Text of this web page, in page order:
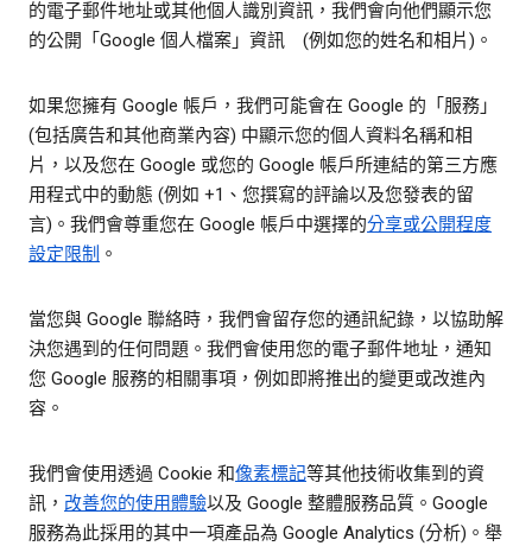
的電子郵件地址或其他個人識別資訊，我們會向他們顯示您
的公開「Google 個人檔案」資訊 (例如您的姓名和相片)。
如果您擁有 Google 帳戶，我們可能會在 Google 的「服務」
(包括廣告和其他商業內容) 中顯示您的個人資料名稱和相
片，以及您在 Google 或您的 Google 帳戶所連結的第三方應
用程式中的動態 (例如 +1、您撰寫的評論以及您發表的留
言)。我們會尊重您在 Google 帳戶中選擇的分享或公開程度
設定限制 。
當您與 Google 聯絡時，我們會留存您的通訊紀錄，以協助解
決您遇到的任何問題。我們會使用您的電子郵件地址，通知
您 Google 服務的相關事項，例如即將推出的變更或改進內
容。
我們會使用透過 Cookie 和像素標記等其他技術收集到的資
訊， 改善您的使用體驗以及 Google 整體服務品質。Google
服務為此採用的其中一項產品為 Google Analytics (分析)。舉